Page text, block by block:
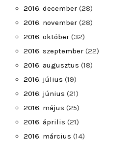
2016. december (28)
2016. november (28)
2016. október (32)
2016. szeptember (22)
2016. augusztus (18)
2016. július (19)
2016. június (21)
2016. május (25)
2016. április (21)
2016. március (14)